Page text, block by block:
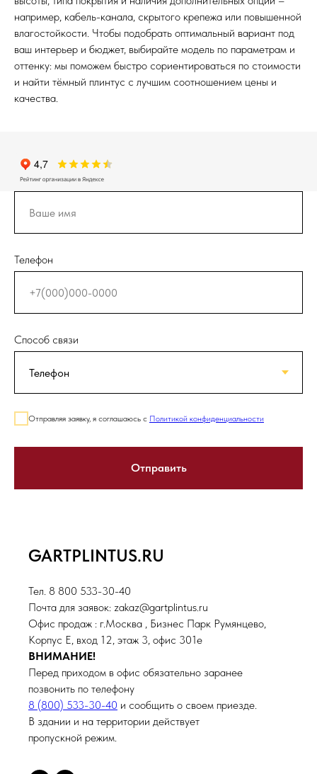
например, кабель-канала, скрытого крепежа или повышенной
влагостойкости. Чтобы подобрать оптимальный вариант под
ваш интерьер и бюджет, выбирайте модель по параметрам и
оттенку: мы поможем быстро сориентироваться по стоимости
и найти тёмный плинтус с лучшим соотношением цены и
качества.
Телефон
Способ связи
Отправляя заявку, я соглашаюсь с Политикой конфиденциальности
Отправить
GARTPLINTUS.RU
Тел. 8 800 533-30-40
Почта для заявок: zakaz@gartplintus.ru
Офис продаж : г.Москва , Бизнес Парк Румянцево,
Корпус Е, вход 12, этаж 3, офис 301е
ВНИМАНИЕ!
Перед приходом в офис обязательно заранее
позвонить по телефону
8 (800) 533-30-40 и сообщить о своем приезде.
В здании и на территории действует
пропускной режим.